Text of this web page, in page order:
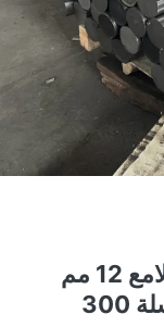
قضيب دائري معدني مستقيم لامع 12 مم